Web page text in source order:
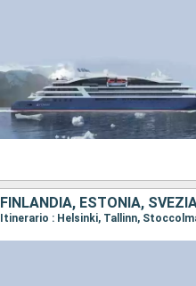
FINLANDIA, ESTONIA,
Itinerario : Helsinki, Tallinn,